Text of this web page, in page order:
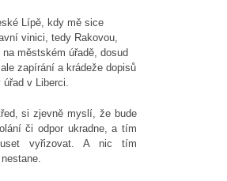
Lípě, kdy mě sice
vinici, tedy Rakovou,
městském úřadě, dosud
zapírání a krádeže dopisů
v Liberci.
si zjevně myslí, že bude
či odpor ukradne, a tím
vyřizovat. A nic tím